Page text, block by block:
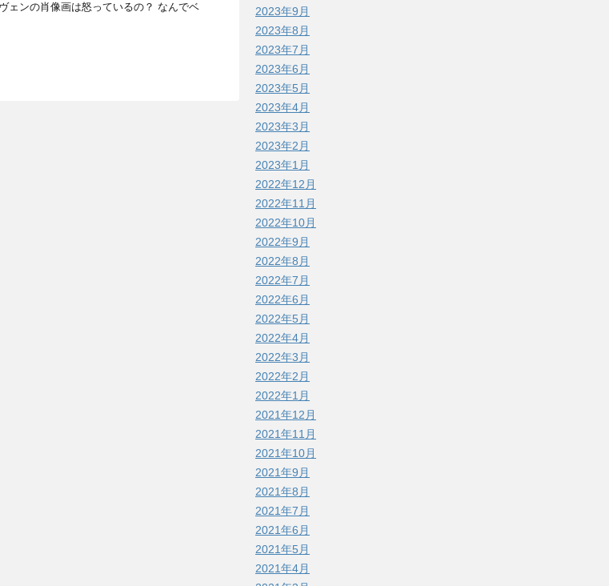
ェンの肖像画は怒っているの？ なんでベ
2023年9月
2023年8月
2023年7月
2023年6月
2023年5月
2023年4月
2023年3月
2023年2月
2023年1月
2022年12月
2022年11月
2022年10月
2022年9月
2022年8月
2022年7月
2022年6月
2022年5月
2022年4月
2022年3月
2022年2月
2022年1月
2021年12月
2021年11月
2021年10月
2021年9月
2021年8月
2021年7月
2021年6月
2021年5月
2021年4月